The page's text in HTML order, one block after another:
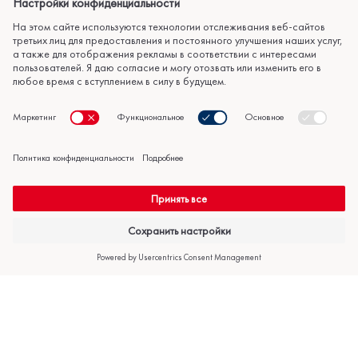
Подпишитесь на нашу рассылку.
Подпишитесь на нашу рассылку и будьте первым, кто узнает о
наших предложениях, новостях и эксклюзивных акциях. Введите
ПРИСОЕДИНЯЙСЯ